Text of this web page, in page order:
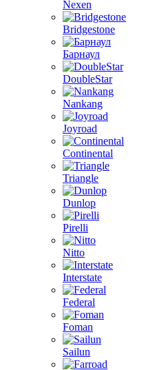
Nexen
Bridgestone
Барнаул
DoubleStar
Nankang
Joyroad
Continental
Triangle
Dunlop
Pirelli
Nitto
Interstate
Federal
Foman
Sailun